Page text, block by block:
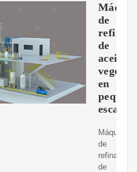
de
de
aceite
vegetal
en
escala
Máquina
de
refinado
de